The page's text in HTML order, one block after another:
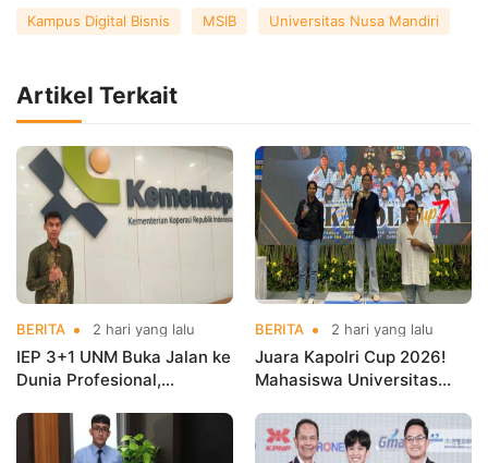
Kampus Digital Bisnis MSIB Universitas Nusa Mandiri
Artikel Terkait
BERITA 2 hari yang lalu
IEP 3+1 UNM Buka Jalan ke
Dunia Profesional,
Kementerian Koperasi
BERITA 2 hari yang lalu
Juara Kapolri Cup 2026!
Mahasiswa Universitas
Nama Kampus di Kejurnas
Taekwondo